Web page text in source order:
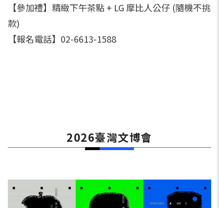
【參加禮】精緻下午茶點 + LG 摩比人公仔 (隨機不挑
款)
【報名電話】02-6613-1588
2026臺灣文博會